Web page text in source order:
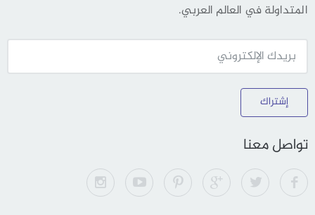
المتداولة في العالم العربي.
إشتراك
تواصل معنا